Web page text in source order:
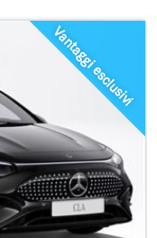
Vantaggi esclusivi